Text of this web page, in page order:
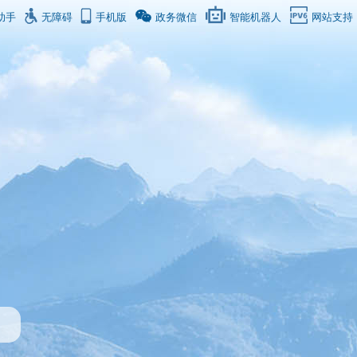
手 无障碍 手机版 政务微信 智能机器人 网站支持